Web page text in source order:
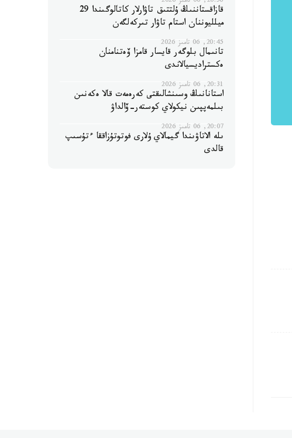
قازاقستاننىڭ ۇلتتىق تاۋارلار كاتالوگىندا 29
ميلليوننان استام تاۋار تىركەلگەن
20:45, 06 تامىز 2026
تانىمال بلوگەر قايسار قامزا ۆەتنامنان
ەكستراديسيالاندى
20:31, 06 تامىز 2026
استانانىڭ وسىنشالىقتى كەرەمەت قالا ەكەنىن
بىلمەپپىن نيكولاي كوستەر-ۆالداۋ
20:07, 06 تامىز 2026
ىلە الاتاۋىندا گيمالاي ۇلارى فوتوتۇزاققا ءتۇسىپ
قالدى